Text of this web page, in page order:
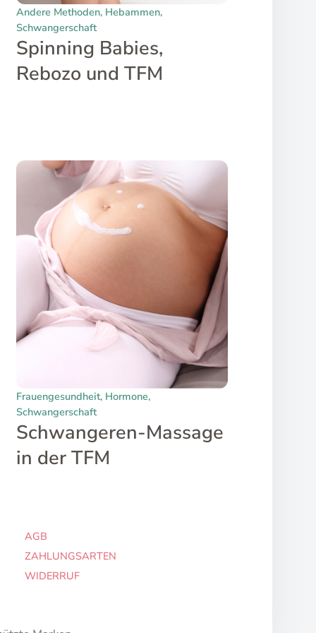
Andere Methoden, Hebammen,
Schwangerschaft
Spinning Babies,
Rebozo und TFM
Frauengesundheit, Hormone,
Schwangerschaft
Schwangeren-Massage
in der TFM
AGB
ZAHLUNGSARTEN
WIDERRUF